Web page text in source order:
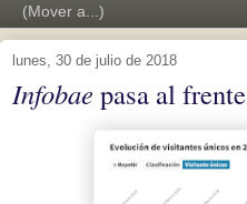
lunes, 30 de julio de 2018
Infobae pasa al frente